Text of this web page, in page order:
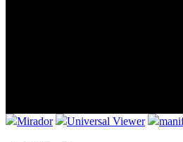
Mirador Universal Viewer